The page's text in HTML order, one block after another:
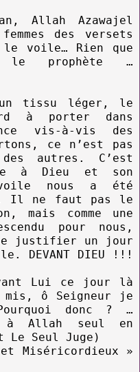
Allah Azawajel
des versets
voile… Rien que
le prophète …
tissu léger, le
à porter dans
vis-à-vis des
ce n’est pas
autres. C’est
à Dieu et son
nous a été
Il ne faut pas le
mais comme une
pour nous,
se justifier un jour
DEVANT DIEU !!!
Lui ce jour là
ô Seigneur je
donc ? …
à Allah seul en
Seul Juge)
Miséricordieux »